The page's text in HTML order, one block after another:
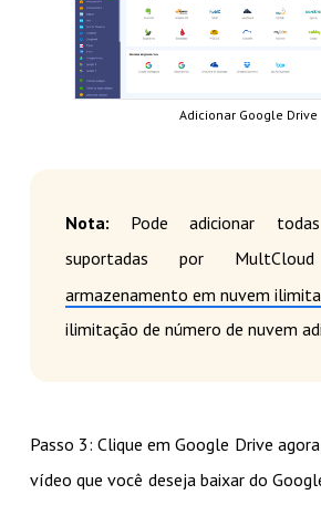
Adicionar Google Drive
Nota: Pode adicionar
suportadas por
armazenamento em nuvem
ilimitação de número de nuvem
Passo 3: Clique em Google Drive
vídeo que você deseja baixar do